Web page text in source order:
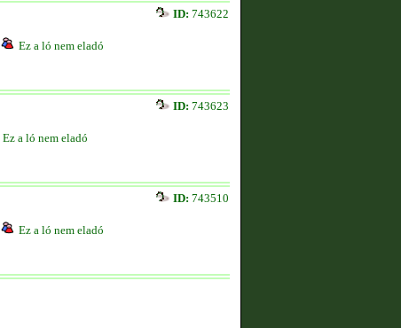
ID: 743622
Ez a ló nem eladó
ID: 743623
Ez a ló nem eladó
ID: 743510
Ez a ló nem eladó